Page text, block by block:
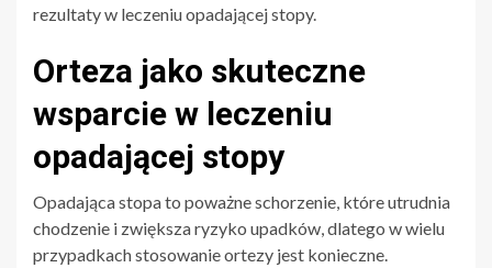
rezultaty w leczeniu opadającej stopy.
Orteza jako skuteczne
wsparcie w leczeniu
opadającej stopy
Opadająca stopa to poważne schorzenie, które utrudnia
chodzenie i zwiększa ryzyko upadków, dlatego w wielu
przypadkach stosowanie ortezy jest konieczne.